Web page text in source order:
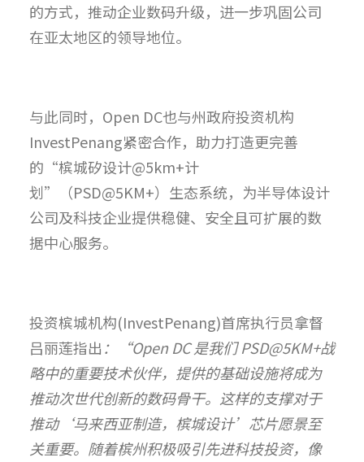
的方式，推动企业数码升级，进一步巩固公司
在亚太地区的领导地位。
与此同时，Open DC也与州政府投资机构
InvestPenang紧密合作，助力打造更完善
的“槟城矽设计@5km+计
划”（PSD@5KM+）生态系统，为半导体设计
公司及科技企业提供稳健、安全且可扩展的数
据中心服务。
投资槟城机构(InvestPenang)首席执行员拿督
吕丽莲指出：“Open DC 是我们 PSD@5KM+战
略中的重要技术伙伴，提供的基础设施将成为
推动次世代创新的数码骨干。这样的支撑对于
推动‘马来西亚制造，槟城设计’芯片愿景至
关重要。随着槟州积极吸引先进科技投资，像